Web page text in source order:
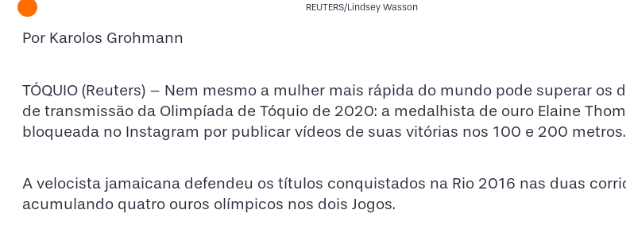
REUTERS/Lindsey Wasson
Por Karolos Grohmann
TÓQUIO (Reuters) – Nem mesmo a mulher mais rápida do mundo pode superar os
de transmissão da Olimpíada de Tóquio de 2020: a medalhista de ouro Elaine
bloqueada no Instagram por publicar vídeos de suas vitórias nos 100 e 200 metros.
A velocista jamaicana defendeu os títulos conquistados na Rio 2016 nas duas
acumulando quatro ouros olímpicos nos dois Jogos.